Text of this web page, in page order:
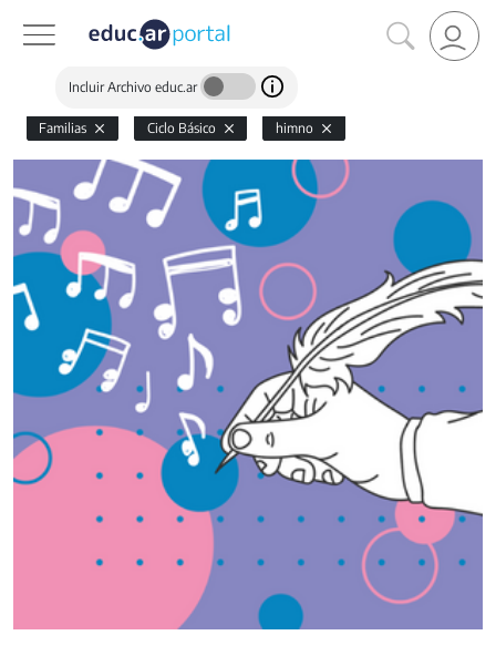
Incluir Archivo educ.ar
Familias Ciclo Básico himno